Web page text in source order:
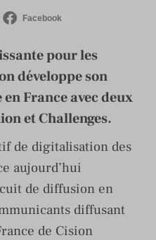
Facebook
pour les
développe son
France avec deux
et Challenges.
de digitalisation des
aujourd’hui
de diffusion en
diffusant
de Cision